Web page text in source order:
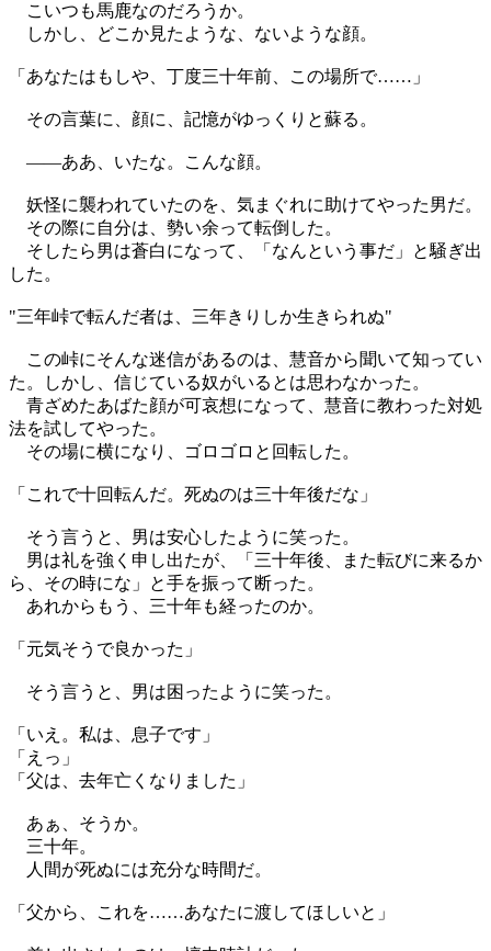
こいつも馬鹿なのだろうか。
しかし、どこか見たような、ないような顔。
「あなたはもしや、丁度三十年前、この場所で……」
その言葉に、顔に、記憶がゆっくりと蘇る。
――ああ、いたな。こんな顔。
妖怪に襲われていたのを、気まぐれに助けてやった男だ。
その際に自分は、勢い余って転倒した。
そしたら男は蒼白になって、「なんという事だ」と騒ぎ出
した。
"三年峠で転んだ者は、三年きりしか生きられぬ"
この峠にそんな迷信があるのは、慧音から聞いて知ってい
た。しかし、信じている奴がいるとは思わなかった。
青ざめたあばた顔が可哀想になって、慧音に教わった対処
法を試してやった。
その場に横になり、ゴロゴロと回転した。
「これで十回転んだ。死ぬのは三十年後だな」
そう言うと、男は安心したように笑った。
男は礼を強く申し出たが、「三十年後、また転びに来るか
ら、その時にな」と手を振って断った。
あれからもう、三十年も経ったのか。
「元気そうで良かった」
そう言うと、男は困ったように笑った。
「いえ。私は、息子です」
「えっ」
「父は、去年亡くなりました」
あぁ、そうか。
三十年。
人間が死ぬには充分な時間だ。
「父から、これを……あなたに渡してほしいと」